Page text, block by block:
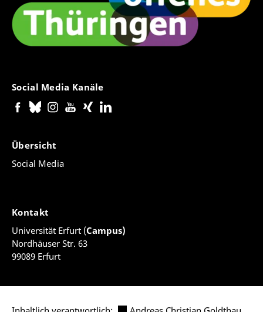
Social Media Kanäle
Übersicht
Social Media
Kontakt
Universität Erfurt (Campus)
Nordhäuser Str. 63
99089 Erfurt